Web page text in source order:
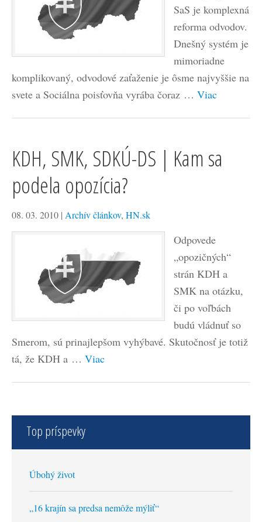
SaS je komplexná
reforma odvodov.
Dnešný systém je
mimoriadne
komplikovaný, odvodové zaťaženie je ôsme najvyššie na
svete a Sociálna poisťovňa vyrába čoraz … Viac
KDH, SMK, SDKÚ-DS | Kam sa
podela opozícia?
08. 03. 2010 | Archív článkov, HN.sk
Odpovede
„opozičných“
strán KDH a
SMK na otázku,
či po voľbách
budú vládnuť so
Smerom, sú prinajlepšom vyhýbavé. Skutočnosť je totiž
tá, že KDH a … Viac
Top príspevky
Úbohý život
„16 krajín sa predsa nemôže mýliť“